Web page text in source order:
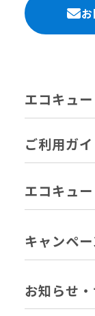
エコキュ
ご利用ガイ
エコキュ
キャンペー
お知らせ